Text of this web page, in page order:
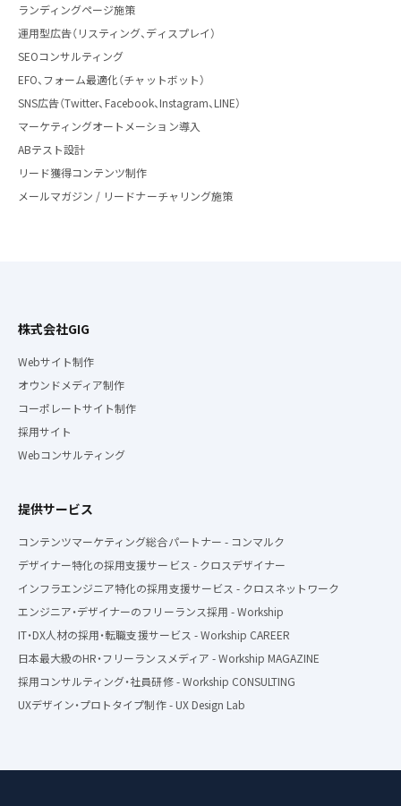
ランディングページ施策
運用型広告（リスティング、ディスプレイ）
SEOコンサルティング
EFO、フォーム最適化（チャットボット）
SNS広告（Twitter、Facebook、Instagram、LINE）
マーケティングオートメーション導入
ABテスト設計
リード獲得コンテンツ制作
メールマガジン / リードナーチャリング施策
株式会社GIG
Webサイト制作
オウンドメディア制作
コーポレートサイト制作
採用サイト
Webコンサルティング
提供サービス
コンテンツマーケティング総合パートナー - コンマルク
デザイナー特化の採用支援サービス - クロスデザイナー
インフラエンジニア特化の採用支援サービス - クロスネットワーク
エンジニア・デザイナーのフリーランス採用 - Workship
IT・DX人材の採用・転職支援サービス - Workship CAREER
日本最大級のHR・フリーランスメディア - Workship MAGAZINE
採用コンサルティング・社員研修 - Workship CONSULTING
UXデザイン・プロトタイプ制作 - UX Design Lab